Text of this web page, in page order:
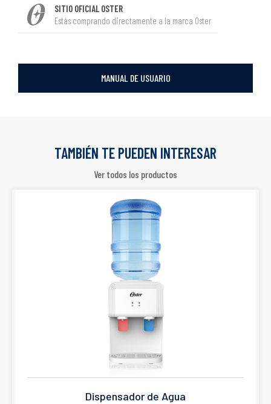
SITIO OFICIAL OSTER
Estás comprando directamente a la marca Oster
MANUAL DE USUARIO
TAMBIÉN TE PUEDEN INTERESAR
Ver todos los productos
Dispensador de Agua